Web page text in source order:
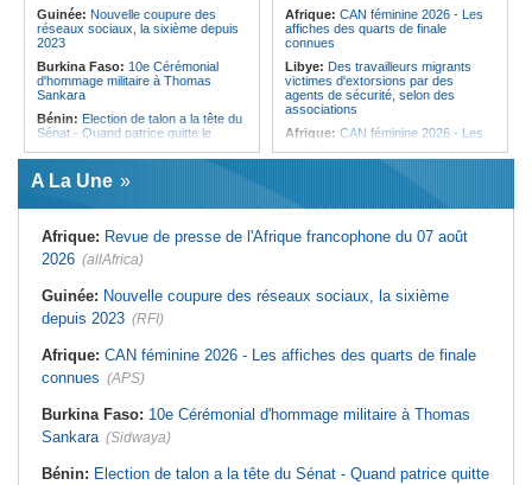
Guinée: Nouvelle coupure des
réseaux sociaux, la sixième depuis
2023
Burkina Faso: 10e Cérémonial
d'hommage militaire à Thomas
Sankara
Bénin: Election de talon a la tête du
Sénat - Quand patrice quitte le
Cameroun:
Biya - Le fantôme d'Etoudi de
cardinal d'Abuja provoque l'ire du
président Bola Tinubu
doutes concernant son état de
santé dans un message publié sur X
Afrique: Etats généraux de
rupture
Sénégal:Élections locales au pays
alimentent les soupçons d'un report
Afrique: CAN féminine 2026 - Les
affiches des quarts de finale
connues
Libye: Des travailleurs migrants
victimes d'extorsions par des
agents de sécurité, selon des
associations
Afrique: CAN féminine 2026 - Les
de finale
Infantino marquera-t-il le but de son
maintien ?
Tunisie:Colisée d'El Jem - Concert
Madagascar: Afrobasket - U18 -
Afrique du Nord:
Télécoms - Le
Groupe Maroc Telecom annonce
2026
A La Une
Afrique: Revue de presse de l'Afrique francophone du 07 août
2026 (allAfrica)
Guinée: Nouvelle coupure des réseaux sociaux, la sixième
depuis 2023 (RFI)
Afrique: CAN féminine 2026 - Les affiches des quarts de finale
connues (APS)
Burkina Faso: 10e Cérémonial d'hommage militaire à Thomas
Sankara (Sidwaya)
Bénin: Election de talon a la tête du Sénat - Quand patrice quitte